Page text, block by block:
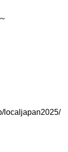
localjapan2025/